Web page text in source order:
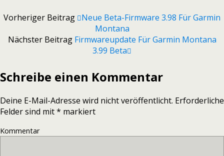
Vorheriger Beitrag
Neue Beta-Firmware 3.98 Für Garmin
Montana
Nächster Beitrag Firmwareupdate Für Garmin Montana
3.99 Beta
Schreibe einen Kommentar
Deine E-Mail-Adresse wird nicht veröffentlicht. Erforderliche
Felder sind mit* markiert
Kommentar